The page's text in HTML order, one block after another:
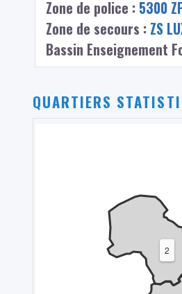
Zone de police : 5300
Zone de secours : ZS
Bassin Enseignement
QUARTIERS
2